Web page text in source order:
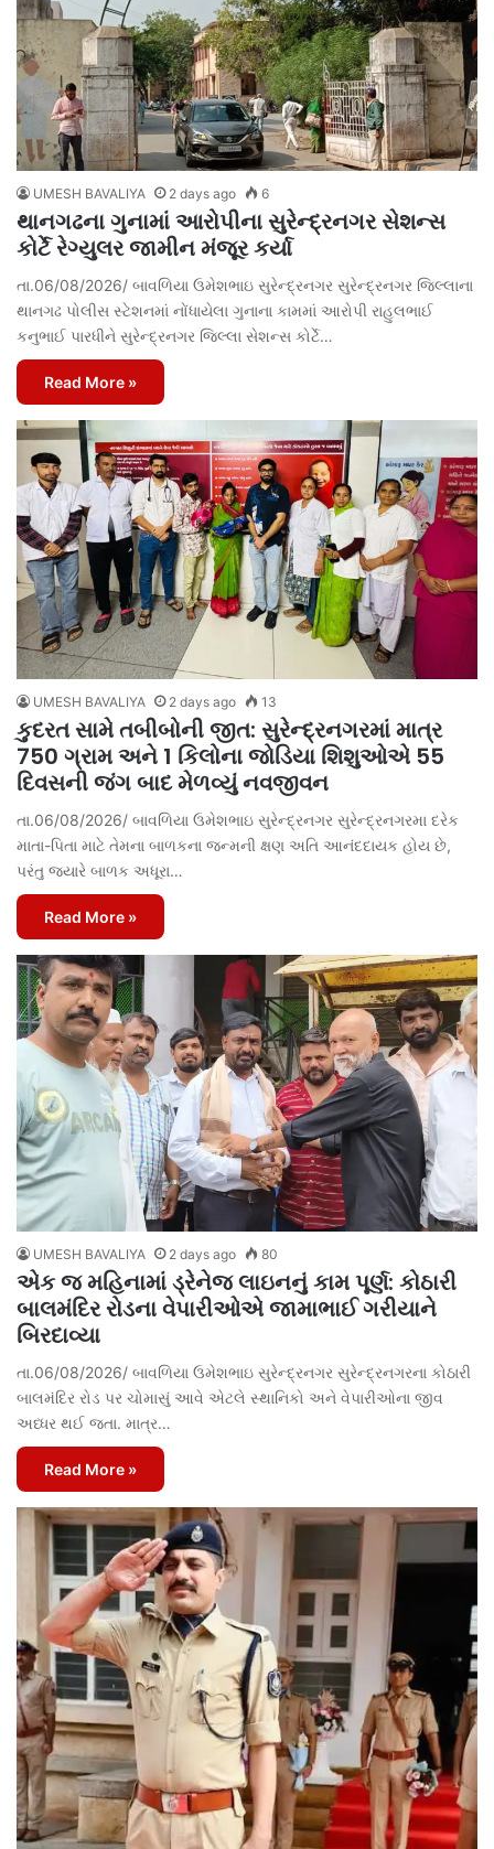
UMESH BAVALIYA 2 days ago 6
થાનગઢના ગુનામાં આરોપીના સુરેન્દ્રનગર સેશન્સ
કોર્ટે રેગ્યુલર જામીન મંજૂર કર્યા
તા.06/08/2026/ બાવળિયા ઉમેશભાઇ સુરેન્દ્રનગર સુરેન્દ્રનગર જિલ્લાના
થાનગઢ પોલીસ સ્ટેશનમાં નોંધાયેલા ગુનાના કામમાં આરોપી રાહુલભાઈ
કનુભાઈ પારધીને સુરેન્દ્રનગર જિલ્લા સેશન્સ કોર્ટે…
Read More »
UMESH BAVALIYA 2 days ago 13
કુદરત સામે તબીબોની જીત: સુરેન્દ્રનગરમાં માત્ર
750 ગ્રામ અને 1 કિલોના જોડિયા શિશુઓએ 55
દિવસની જંગ બાદ મેળવ્યું નવજીવન
તા.06/08/2026/ બાવળિયા ઉમેશભાઇ સુરેન્દ્રનગર સુરેન્દ્રનગરમા દરેક
માતા-પિતા માટે તેમના બાળકના જન્મની ક્ષણ અતિ આનંદદાયક હોય છે,
પરંતુ જ્યારે બાળક અધૂરા…
Read More »
UMESH BAVALIYA 2 days ago 80
એક જ મહિનામાં ડ્રેનેજ લાઇનનું કામ પૂર્ણ: કોઠારી
બાલમંદિર રોડના વેપારીઓએ જામાભાઈ ગરીયાને
બિરદાવ્યા
તા.06/08/2026/ બાવળિયા ઉમેશભાઇ સુરેન્દ્રનગર સુરેન્દ્રનગરના કોઠારી
બાલમંદિર રોડ પર ચોમાસું આવે એટલે સ્થાનિકો અને વેપારીઓના જીવ
અધ્ધર થઈ જતા. માત્ર…
Read More »